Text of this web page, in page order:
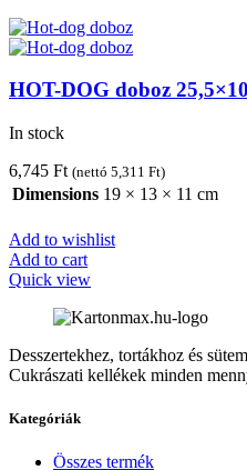
HOT-DOG doboz
In stock
6,745 Ft (nettó 5,311 Ft)
Dimensions 19 × 13 × 11 cm
Add to wishlist
Add to cart
Quick view
Desszertekhez, tortákhoz és
Cukrászati kellékek minden
Kategóriák
Összes termék